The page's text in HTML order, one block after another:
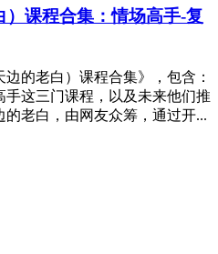
课程合集：情场高手-复
的老白）课程合集》，包含：
这三门课程，以及未来他们推
老白，由网友众筹，通过开...